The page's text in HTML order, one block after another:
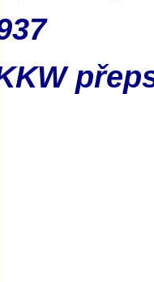
37